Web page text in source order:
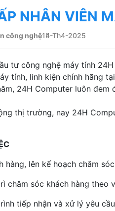
NHÂN VIÊN
công nghệ14-Th4-2025
tư công nghệ máy tính
tính, linh kiện chính hãng
24H Computer luôn
thị trường, nay 24H
hàng, lên kế hoạch chăm sóc
chăm sóc khách hàng theo
tiếp nhận và xử lý yêu